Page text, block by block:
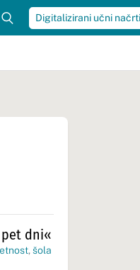
Digitalizirani učni načrti
dni«
, šola